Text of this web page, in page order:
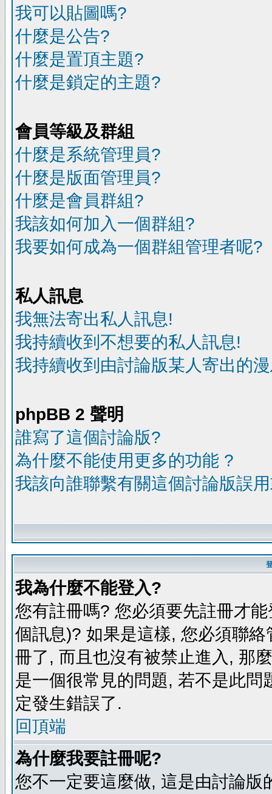
我可以貼圖嗎?
什麼是公告?
什麼是置頂主題?
什麼是鎖定的主題?
會員等級及群組
什麼是系統管理員?
什麼是版面管理員?
什麼是會員群組?
我該如何加入一個群組?
我要如何成為一個群組管理者呢?
私人訊息
我無法寄出私人訊息!
我持續收到不想要的私人訊息!
我持續收到由討論版某人寄出的
phpBB 2 聲明
誰寫了這個討論版?
為什麼不能使用更多的功能 ?
我該向誰聯繫有關這個討論版誤
我為什麼不能登入?
您有註冊嗎? 您必須要先註冊才
個訊息)? 如果是這樣, 您必須聯
冊了, 而且也沒有被禁止進入, 那
是一個很常見的問題, 若不是此
定發生錯誤了.
回頂端
為什麼我要註冊呢?
您不一定要這麼做, 這是由討論